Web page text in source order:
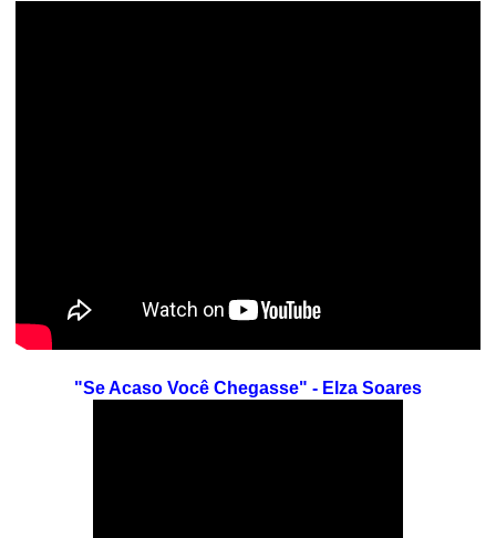
"Se Acaso Você Chegasse" - Elza Soares